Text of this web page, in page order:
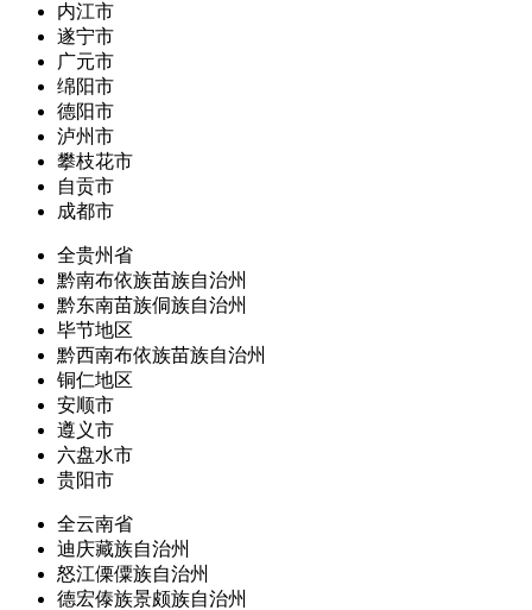
内江市
遂宁市
广元市
绵阳市
德阳市
泸州市
攀枝花市
自贡市
成都市
全贵州省
黔南布依族苗族自治州
黔东南苗族侗族自治州
毕节地区
黔西南布依族苗族自治州
铜仁地区
安顺市
遵义市
六盘水市
贵阳市
全云南省
迪庆藏族自治州
怒江傈僳族自治州
德宏傣族景颇族自治州